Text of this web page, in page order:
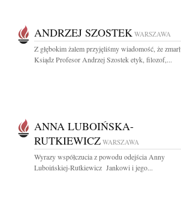
ANDRZEJ SZOSTEK WARSZAWA
Z głębokim żalem przyjęliśmy wiadomość, że zmarł
Ksiądz Profesor Andrzej Szostek etyk, filozof,...
ANNA LUBOIŃSKA-
RUTKIEWICZ WARSZAWA
Wyrazy współczucia z powodu odejścia Anny
Luboińskiej-Rutkiewicz Jankowi i jego...